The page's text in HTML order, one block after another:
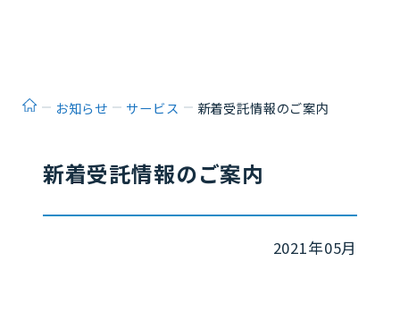
ホームお知らせ サービス 新着受託情報のご案内
新着受託情報のご案内
2021年05月